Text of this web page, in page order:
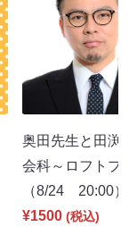
奥田先生と田渕
会科～ロフトプ
（8/24 20:00）
¥1500 (税込)